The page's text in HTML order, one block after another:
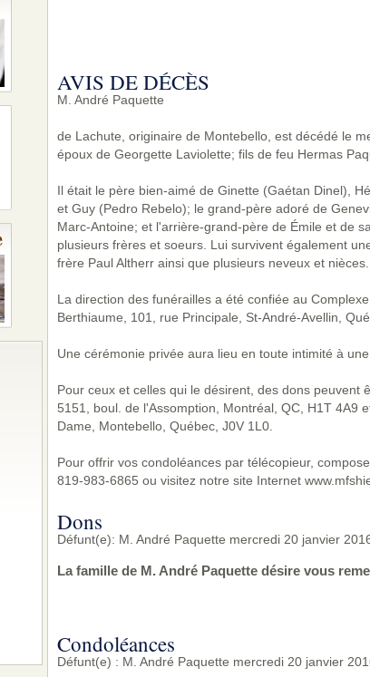
AVIS DE DÉCÈS
M. André Paquette
de Lachute, originaire de Montebello, est décédé le
époux de Georgette Laviolette; fils de feu Hermas
Il était le père bien-aimé de Ginette (Gaétan Dinel),
et Guy (Pedro Rebelo); le grand-père adoré de
Marc-Antoine; et l'arrière-grand-père de Émile et de
plusieurs frères et soeurs. Lui survivent également
frère Paul Altherr ainsi que plusieurs neveux et nièces.
La direction des funérailles a été confiée au
Berthiaume, 101, rue Principale, St-André-Avellin,
Une cérémonie privée aura lieu en toute intimité à
Pour ceux et celles qui le désirent, des dons peuvent
5151, boul. de l'Assomption, Montréal, QC, H1T 4A9
Dame, Montebello, Québec, J0V 1L0.
Pour offrir vos condoléances par télécopieur,
819-983-6865 ou visitez notre site Internet
Dons
Défunt(e): M. André Paquette mercredi 20 janvier
La famille de M. André Paquette désire vous
Condoléances
Défunt(e) : M. André Paquette mercredi 20 janvier